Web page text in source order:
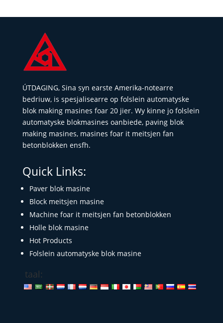
ÚTDAGING, Sina syn earste Amerika-notearre
bedriuw, is spesjalisearre op folslein automatyske
blok making masines foar 20 jier. Wy kinne jo folslein
automatyske blokmasines oanbiede, paving blok
making masines, masines foar it meitsjen fan
betonblokken ensfh.
Quick Links:
Paver blok masine
Block meitsjen masine
Machine foar it meitsjen fan betonblokken
Holle blok masine
Hot Products
Folslein automatyske blok masine
taal: